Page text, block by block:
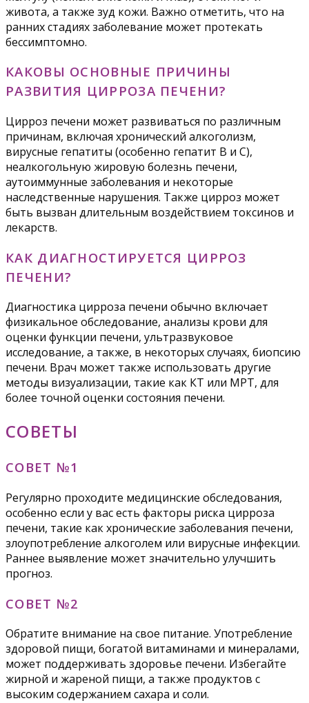
живота, а также зуд кожи. Важно отметить, что на
ранних стадиях заболевание может протекать
бессимптомно.
КАКОВЫ ОСНОВНЫЕ ПРИЧИНЫ
РАЗВИТИЯ ЦИРРОЗА ПЕЧЕНИ?
Цирроз печени может развиваться по различным
причинам, включая хронический алкоголизм,
вирусные гепатиты (особенно гепатит B и C),
неалкогольную жировую болезнь печени,
аутоиммунные заболевания и некоторые
наследственные нарушения. Также цирроз может
быть вызван длительным воздействием токсинов и
лекарств.
КАК ДИАГНОСТИРУЕТСЯ ЦИРРОЗ
ПЕЧЕНИ?
Диагностика цирроза печени обычно включает
физикальное обследование, анализы крови для
оценки функции печени, ультразвуковое
исследование, а также, в некоторых случаях, биопсию
печени. Врач может также использовать другие
методы визуализации, такие как КТ или МРТ, для
более точной оценки состояния печени.
СОВЕТЫ
СОВЕТ №1
Регулярно проходите медицинские обследования,
особенно если у вас есть факторы риска цирроза
печени, такие как хронические заболевания печени,
злоупотребление алкоголем или вирусные инфекции.
Раннее выявление может значительно улучшить
прогноз.
СОВЕТ №2
Обратите внимание на свое питание. Употребление
здоровой пищи, богатой витаминами и минералами,
может поддерживать здоровье печени. Избегайте
жирной и жареной пищи, а также продуктов с
высоким содержанием сахара и соли.